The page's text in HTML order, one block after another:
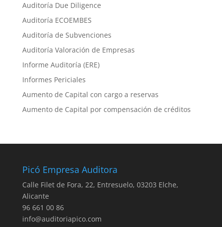
Auditoría Due Diligence
Auditoría ECOEMBES
Auditoría de Subvenciones
Auditoría Valoración de Empresas
Informe Auditoría (ERE)
Informes Periciales
Aumento de Capital con cargo a reservas
Aumento de Capital por compensación de créditos
Picó Empresa Auditora
Calle Filet de Fora, 22, Entresuelo, 03203 Elche,
Alicante
96 661 00 86
info@auditoriapico.com